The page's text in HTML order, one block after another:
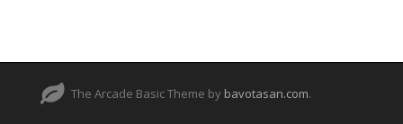
The Arcade Basic Theme by bavotasan.com.